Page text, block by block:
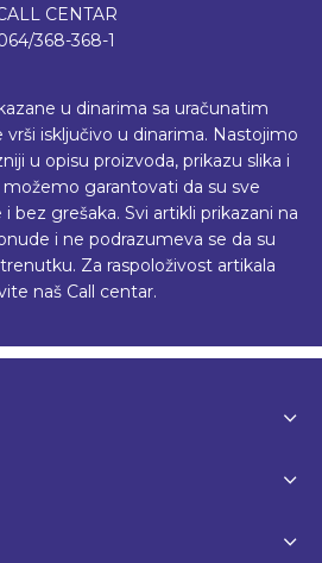
CENTAR
368-368-1
u dinarima sa uračunatim
isključivo u dinarima. Nastojimo
u opisu proizvoda, prikazu slika i
možemo garantovati da su sve
bez grešaka. Svi artikli prikazani na
i ne podrazumeva se da su
Za raspoloživost artikala
naš Call centar.